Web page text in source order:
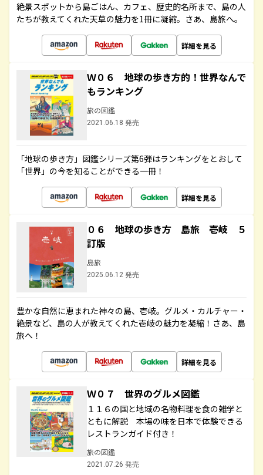
絶景スポットから島ごはん、カフェ、歴史的名所まで、島の人
たちが教えてくれた天草の魅力を1冊に凝縮。さあ、島旅へ。
詳細を見る
Ｗ０６ 地球の歩き方的！世界なんで
もランキング
旅の図鑑
2021.06.18 発売
「地球の歩き方」図鑑シリーズ第6弾はランキングをとおして
「世界」の今を知ることができる一冊！
詳細を見る
０６ 地球の歩き方 島旅 壱岐 ５
訂版
島旅
2025.06.12 発売
豊かな自然に恵まれた神々の島、壱岐。グルメ・カルチャー・
絶景など、島の人が教えてくれた壱岐の魅力を凝縮！さあ、島
旅へ！
詳細を見る
Ｗ０７ 世界のグルメ図鑑
１１６の国と地域の名物料理を食の雑学と
ともに解説 本場の味を日本で体験できる
レストランガイド付き！
旅の図鑑
2021.07.26 発売